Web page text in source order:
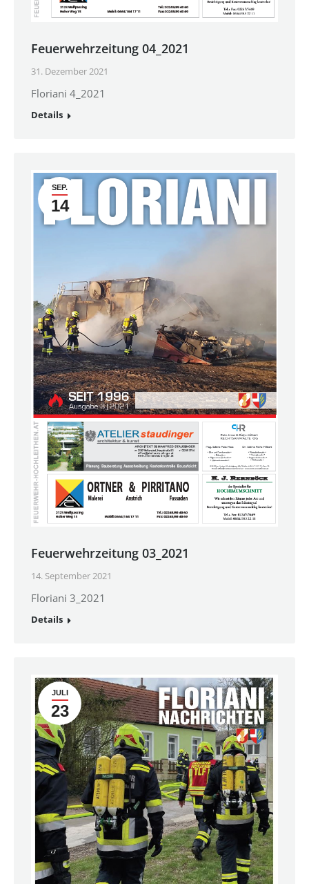
Feuerwehrzeitung 04_2021
31. Dezember 2021
Floriani 4_2021
Details
SEP.
14
Feuerwehrzeitung 03_2021
14. September 2021
Floriani 3_2021
Details
JULI
23